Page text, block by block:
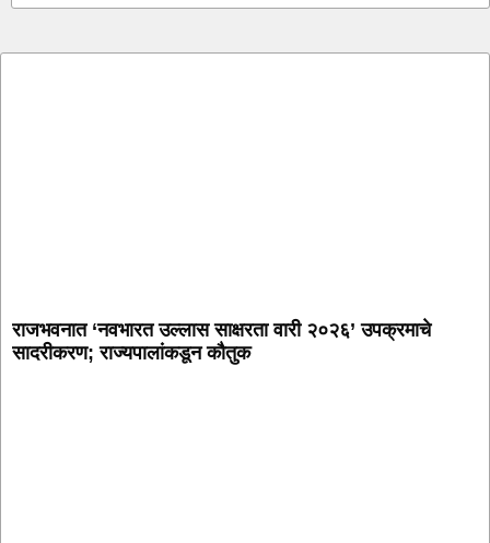
राजभवनात ‘नवभारत उल्लास साक्षरता वारी २०२६’ उपक्रमाचे
सादरीकरण; राज्यपालांकडून कौतुक